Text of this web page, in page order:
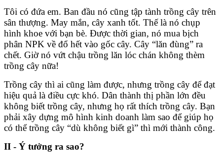
Tôi có đứa em. Ban đầu nó cũng tập tành trồng cây trên
sân thượng. May mắn, cây xanh tốt. Thế là nó chụp
hình khoe với bạn bè. Được thời gian, nó mua bịch
phân NPK về đổ hết vào gốc cây. Cây “lăn đùng” ra
chết. Giờ nó vứt chậu trồng lăn lóc chán không thèm
trồng cây nữa!
Trồng cây thì ai cũng làm được, nhưng trồng cây để đạt
hiệu quả là điều cực khó. Dân thành thị phần lớn đều
không biết trồng cây, nhưng họ rất thích trồng cây. Bạn
phải xây dựng mô hình kinh doanh làm sao để giúp họ
có thể trồng cây “dù không biết gì” thì mới thành công.
II - Ý tưởng ra sao?